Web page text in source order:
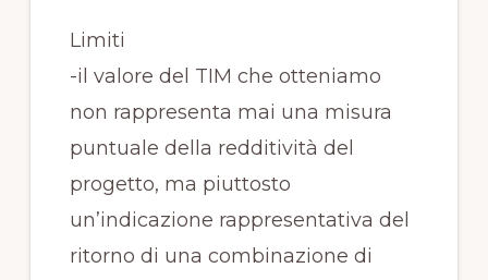
Limiti
-il valore del TIM che otteniamo
non rappresenta mai una misura
puntuale della redditività del
progetto, ma piuttosto
un’indicazione rappresentativa del
ritorno di una combinazione di